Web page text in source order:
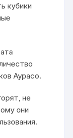
кубики
Аурасо.
не
они